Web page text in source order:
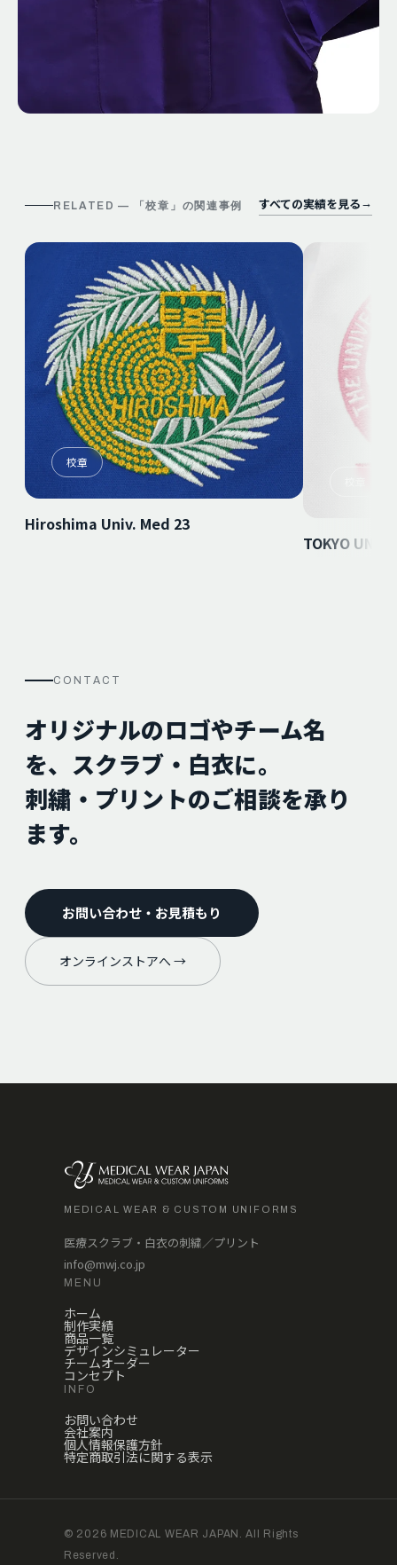
RELATED — 「校章 」の関連事例 すべての実績を見る →
校章
Hiroshima Univ. Med 23
TOKYO
CONTACT
オリジナルのロゴやチーム名
を、スクラブ・白衣に。
刺繍・プリントのご相談を承り
ます。
お問い合わせ・お見積もり
オンラインストアへ →
MEDICAL WEAR & CUSTOM UNIFORMS
医療スクラブ・白衣の刺繍／プリント
info@mwj.co.jp
MENU
ホーム
制作実績
商品一覧
デザインシミュレーター
チームオーダー
コンセプト
INFO
お問い合わせ
会社案内
個人情報保護方針
特定商取引法に関する表示
© 2026 MEDICAL WEAR JAPAN. All Rights
Reserved.